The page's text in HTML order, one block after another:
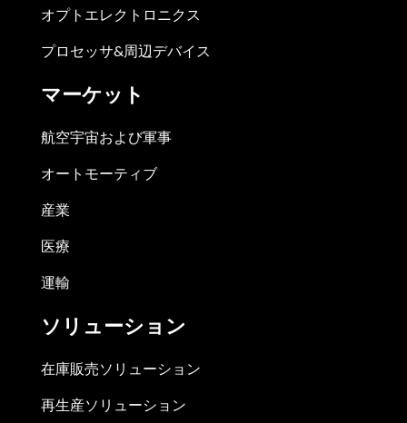
オプトエレクトロニクス
プロセッサ&周辺デバイス
マーケット
航空宇宙および軍事
オートモーティブ
産業
医療
運輸
ソリューション
在庫販売ソリューション
再生産ソリューション